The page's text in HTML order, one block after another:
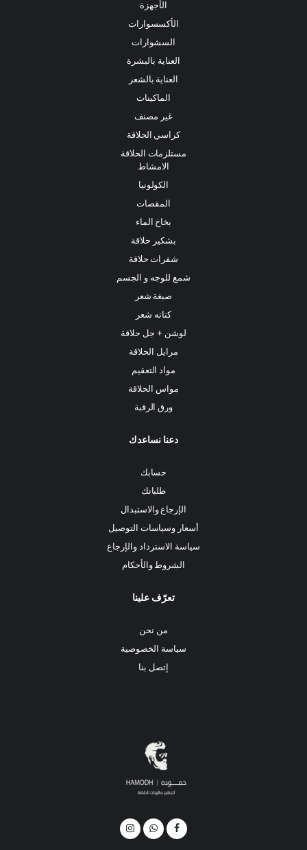
الأجهزة
الأكسسوارات
السشوارات
العناية بالبشرة
العناية بالشعر
الماكينات
غير مصنف
كراسي الحلاقة
مستلزمات الحلاقة
الامشاط
الكولونيا
المقصات
بخاخ الماء
بشكير حلاقة
شفرات حلاقة
شمع للوجه و الجسم
صبغة شعر
كتاته شعر
لوشن + جل حلاقة
مرايل الحلاقة
مواد التعقيم
مواس الحلاقة
ورق الرقبة
دعنا نساعدك
حسابك
طلباتك
الإرجاع والاستبدال
أسعار وسياسات التوصيل
سياسة الاسترداد والإرجاع
الشروط والأحكام
تعرّف علينا
من نحن
سياسة الخصوصية
إتصل بنا